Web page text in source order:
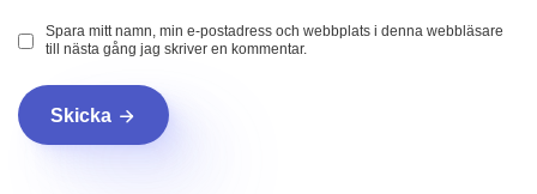
Spara mitt namn, min e-postadress och webbplats i denna webbläsare
till nästa gång jag skriver en kommentar.
Skicka